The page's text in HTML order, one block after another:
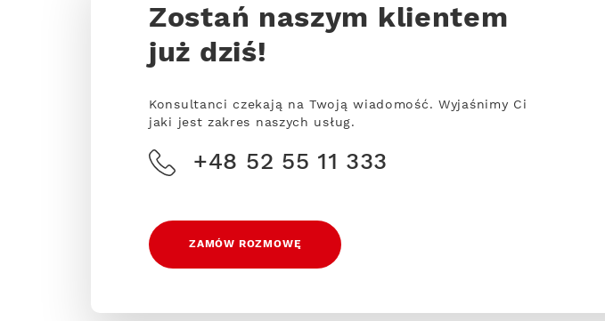
Zostań naszym klientem
już dziś!
Konsultanci czekają na Twoją wiadomość. Wyjaśnimy Ci
jaki jest zakres naszych usług.
+48 52 55 11 333
ZAMÓW ROZMOWĘ